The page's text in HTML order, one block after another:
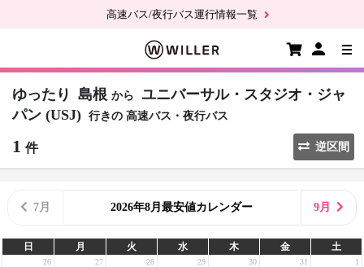
高速バス/夜行バス運行情報一覧
ゆったり 島根 から
ユニバーサル・スタジオ・ジャ
パン (USJ) 行きの 高速バス・夜行バス
1 件 逆区間
7月 2026年8月最安値カレンダー 9月
日 月 火 水 木 金 土
26 27 28 29 30 31 1